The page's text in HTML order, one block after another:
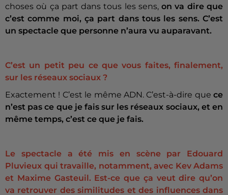
choses où ça part dans tous les sens,on va dire que
c’est comme moi, ça part dans tous les sens. C’est
un spectacle que personne n’aura vu auparavant.
C’est un petit peu ce que vous faites, finalement,
sur les réseaux sociaux ?
Exactement ! C’est le même ADN. C’est-à-dire que ce
n’est pas ce que je fais sur les réseaux sociaux, et en
même temps, c’est ce que je fais.
Le spectacle a été mis en scène par Edouard
Pluvieux qui travaille, notamment, avec Kev Adams
et Maxime Gasteuil. Est-ce que ça veut dire qu’on
va retrouver des similitudes et des influences dans